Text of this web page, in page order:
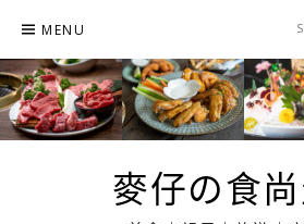
content
MENU
麥仔の食